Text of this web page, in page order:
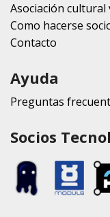
Asociación cultural
Como hacerse
Contacto
Ayuda
Preguntas
Socios